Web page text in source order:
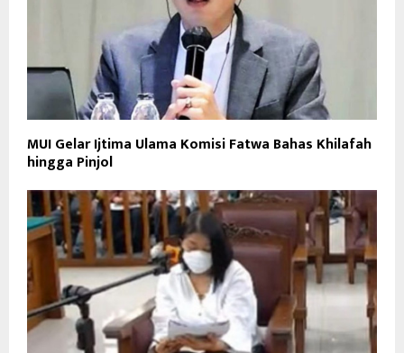
MUI Gelar Ijtima Ulama Komisi Fatwa Bahas Khilafah
hingga Pinjol